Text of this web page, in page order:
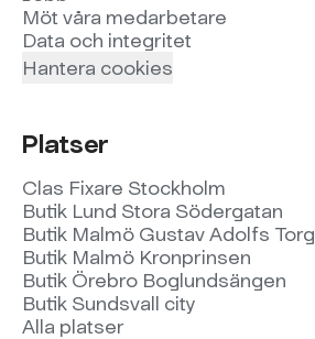
Möt våra medarbetare
Data och integritet
Hantera cookies
Platser
Clas Fixare Stockholm
Butik Lund Stora Södergatan
Butik Malmö Gustav Adolfs Torg
Butik Malmö Kronprinsen
Butik Örebro Boglundsängen
Butik Sundsvall city
Alla platser